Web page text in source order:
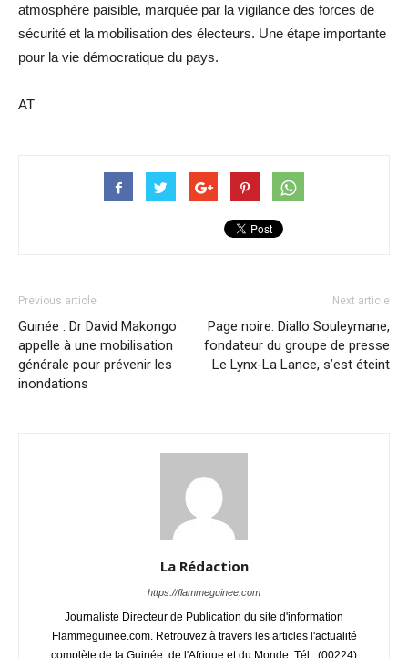
atmosphère paisible, marquée par la vigilance des forces de
sécurité et la mobilisation des électeurs. Une étape importante
pour la vie démocratique du pays.
AT
Previous article
Guinée : Dr David Makongo
appelle à une mobilisation
générale pour prévenir les
inondations
Next article
Page noire: Diallo Souleymane,
fondateur du groupe de presse
Le Lynx-La Lance, s’est éteint
La Rédaction
https://flammeguinee.com
Journaliste Directeur de Publication du site d'information
Flammeguinee.com. Retrouvez à travers les articles l'actualité
complète de la Guinée, de l'Afrique et du Monde. Tél : (00224)